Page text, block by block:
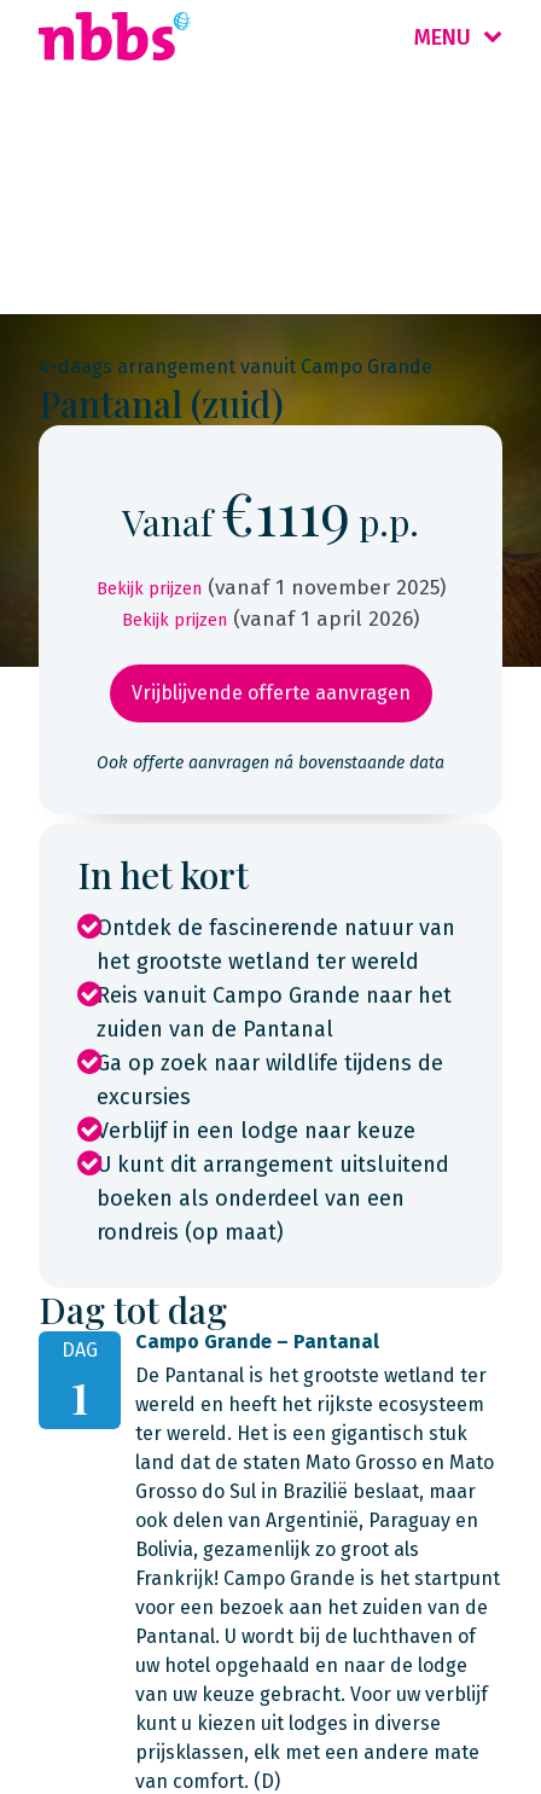
MENU
4-daags arrangement vanuit Campo Grande
Pantanal (zuid)
Vanaf€1119 p.p.
Bekijk prijzen (vanaf 1 november 2025)
Bekijk prijzen (vanaf 1 april 2026)
Vrijblijvende offerte aanvragen
Ook offerte aanvragen ná bovenstaande data
In het kort
Ontdek de fascinerende natuur van
het grootste wetland ter wereld
Reis vanuit Campo Grande naar het
zuiden van de Pantanal
Ga op zoek naar wildlife tijdens de
excursies
Verblijf in een lodge naar keuze
U kunt dit arrangement uitsluitend
boeken als onderdeel van een
rondreis (op maat)
Dag tot dag
DAG
1
Campo Grande – Pantanal
De Pantanal is het grootste wetland ter
wereld en heeft het rijkste ecosysteem
ter wereld. Het is een gigantisch stuk
land dat de staten Mato Grosso en Mato
Grosso do Sul in Brazilië beslaat, maar
ook delen van Argentinië, Paraguay en
Bolivia, gezamenlijk zo groot als
Frankrijk! Campo Grande is het startpunt
voor een bezoek aan het zuiden van de
Pantanal. U wordt bij de luchthaven of
uw hotel opgehaald en naar de lodge
van uw keuze gebracht. Voor uw verblijf
kunt u kiezen uit lodges in diverse
prijsklassen, elk met een andere mate
van comfort. (D)